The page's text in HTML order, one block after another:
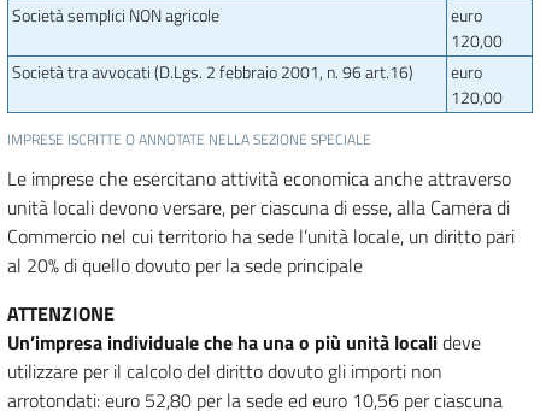
IMPRESE ISCRITTE O ANNOTATE NELLA SEZIONE SPECIALE
Società semplici NON agricole
euro
120,00
Società tra avvocati (D.Lgs. 2 febbraio 2001, n. 96 art.16)
euro
120,00
Le imprese che esercitano attività economica anche attraverso
unità locali devono versare, per ciascuna di esse, alla Camera di
Commercio nel cui territorio ha sede l’unità locale, un diritto pari
al 20% di quello dovuto per la sede principale
ATTENZIONE
Un’impresa individuale che ha una o più unità localideve
utilizzare per il calcolo del diritto dovuto gli importi non
arrotondati: euro 52,80 per la sede ed euro 10,56 per ciascuna